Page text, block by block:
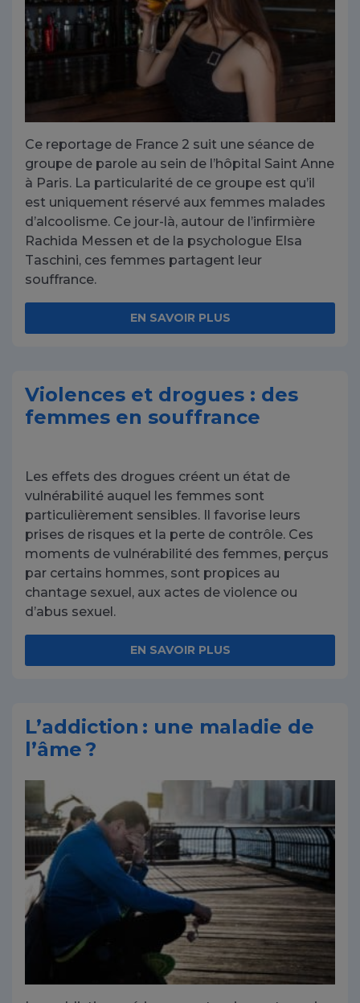
Ce reportage de France 2 suit une séance de
groupe de parole au sein de l’hôpital Saint Anne
à Paris. La particularité de ce groupe est qu’il
est uniquement réservé aux femmes malades
d’alcoolisme. Ce jour-là, autour de l’infirmière
Rachida Messen et de la psychologue Elsa
Taschini, ces femmes partagent leur
souffrance.
EN SAVOIR PLUS
Violences et drogues : des
femmes en souffrance
Les effets des drogues créent un état de
vulnérabilité auquel les femmes sont
particulièrement sensibles. Il favorise leurs
prises de risques et la perte de contrôle. Ces
moments de vulnérabilité des femmes, perçus
par certains hommes, sont propices au
chantage sexuel, aux actes de violence ou
d’abus sexuel.
EN SAVOIR PLUS
L’addiction : une maladie de
l’âme ?